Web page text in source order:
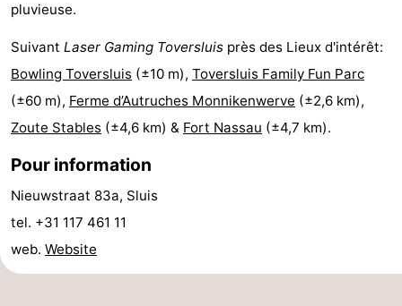
de
jeux
Aires
de
intérieures
-
Bowling
-
Parcours
de
mini-
Centres
de
bien-
Villages
&
Nature
-
pluvieuse.
Suivant Laser Gaming Toversluis près des Lieux d'intérêt:
Bowling Toversluis (±10 m), Toversluis Family Fun Parc
(±60 m), Ferme d’Autruches Monnikenwerve (±2,6 km),
Zoute Stables (±4,6 km) & Fort Nassau (±4,7 km).
Pour information
Nieuwstraat 83a, Sluis
tel. +31 117 461 11
web. Website